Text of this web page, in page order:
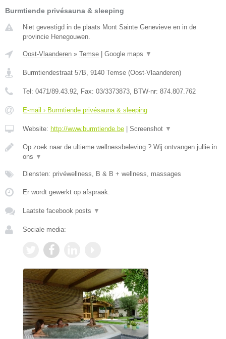
Burmtiende privésauna & sleeping
Niet gevestigd in de plaats Mont Sainte Genevieve en in de
provincie Henegouwen.
Oost-Vlaanderen » Temse | Google maps ▼
Burmtiendestraat 57B 9140 Temse (Oost-Vlaanderen)
Tel: 0471/89.43.92 , Fax: 03/3373873 , BTW-nr: 874.807.762
E-mail › Burmtiende privésauna & sleeping
Website: http://www.burmtiende.be | Screenshot ▼
Op zoek naar de ultieme wellnessbeleving ? Wij ontvangen jullie in
ons ▼
Diensten: privéwellness, B & B + wellness, massages
Er wordt gewerkt op afspraak.
Laatste facebook posts ▼
Sociale media: